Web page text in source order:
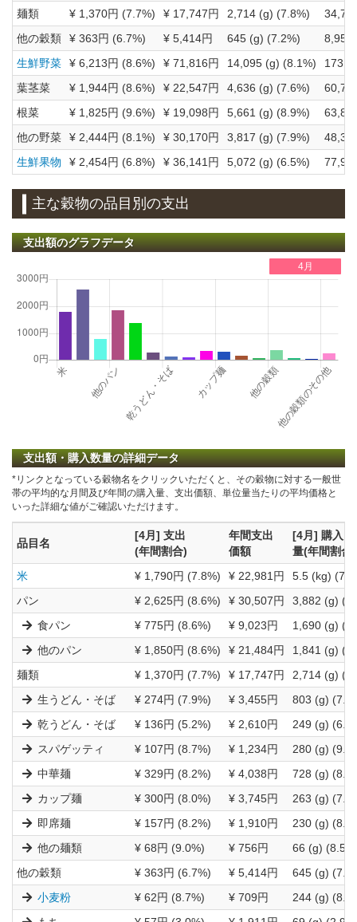
麺類
¥ 1,370円 (7.7%) ¥ 17,747円 2,714 (g) (7.8%)
他の穀類
¥ 363円 (6.7%) ¥ 5,414円 645 (g) (7.2%)
8,956
生鮮野菜
¥ 6,213円 (8.6%) ¥ 71,816円 14,095 (g) (8.1%)
葉茎菜
¥ 1,944円 (8.6%) ¥ 22,547円 4,636 (g) (7.6%)
根菜
¥ 1,825円 (9.6%) ¥ 19,098円 5,661 (g) (8.9%)
他の野菜
¥ 2,444円 (8.1%) ¥ 30,170円 3,817 (g) (7.9%)
生鮮果物
¥ 2,454円 (6.8%) ¥ 36,141円 5,072 (g) (6.5%)
主な穀物の品目別の支出
支出額のグラフデータ
4月
支出額・購入数量の詳細データ
*リンクとなっている穀物名をクリックいただくと、その穀物に対する一般世
帯の平均的な月間及び年間の購入量、支出価額、単位量当たりの平均価格と
いった詳細な値がご確認いただけます。
品目名
[4月] 支出
(年間割合)
年間支出
価額
[4月] 購入
量(年間割合)
米
¥ 1,790円 (7.8%) ¥ 22,981円
5.5 (kg)
パン
¥ 2,625円 (8.6%) ¥ 30,507円
3,882 (g)
食パン
¥ 775円 (8.6%) ¥ 9,023円
1,690 (g)
他のパン
¥ 1,850円 (8.6%) ¥ 21,484円
1,841 (g)
麺類
¥ 1,370円 (7.7%) ¥ 17,747円
2,714 (g)
生うどん・そば
¥ 274円 (7.9%) ¥ 3,455円
803 (g)
乾うどん・そば
¥ 136円 (5.2%) ¥ 2,610円
249 (g)
スパゲッティ
¥ 107円 (8.7%) ¥ 1,234円
280 (g)
中華麺
¥ 329円 (8.2%) ¥ 4,038円
728 (g)
カップ麺
¥ 300円 (8.0%) ¥ 3,745円
263 (g)
即席麺
¥ 157円 (8.2%) ¥ 1,910円
230 (g)
他の麺類
¥ 68円 (9.0%) ¥ 756円
66 (g)
他の穀類
¥ 363円 (6.7%) ¥ 5,414円
645 (g)
小麦粉
¥ 62円 (8.7%) ¥ 709円
244 (g)